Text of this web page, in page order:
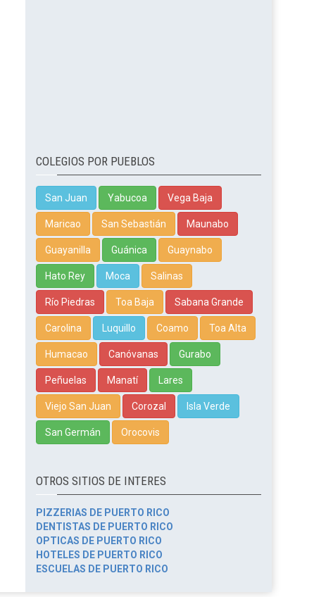
COLEGIOS POR PUEBLOS
San Juan Yabucoa Vega Baja
Maricao San Sebastián Maunabo
Guayanilla Guánica Guaynabo
Hato Rey Moca Salinas
Río Piedras Toa Baja Sabana Grande
Carolina Luquillo Coamo Toa Alta
Humacao Canóvanas Gurabo
Peñuelas Manatí Lares
Viejo San Juan Corozal Isla Verde
San Germán Orocovis
OTROS SITIOS DE INTERES
PIZZERIAS DE PUERTO RICO
DENTISTAS DE PUERTO RICO
OPTICAS DE PUERTO RICO
HOTELES DE PUERTO RICO
ESCUELAS DE PUERTO RICO